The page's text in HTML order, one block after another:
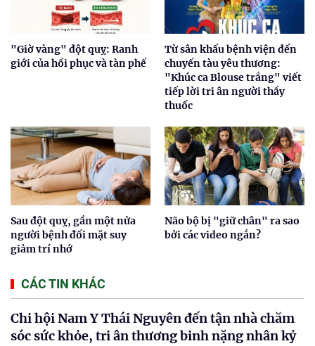
"Giờ vàng" đột quỵ: Ranh
giới của hồi phục và tàn phế
Từ sân khấu bệnh viện đến
chuyến tàu yêu thương:
"Khúc ca Blouse trắng" viết
tiếp lời tri ân người thầy
thuốc
Sau đột quỵ, gần một nửa
người bệnh đối mặt suy
giảm trí nhớ
Não bộ bị "giữ chân" ra sao
bởi các video ngắn?
CÁC TIN KHÁC
Chi hội Nam Y Thái Nguyên đến tận nhà chăm
sóc sức khỏe, tri ân thương binh nặng nhân kỷ